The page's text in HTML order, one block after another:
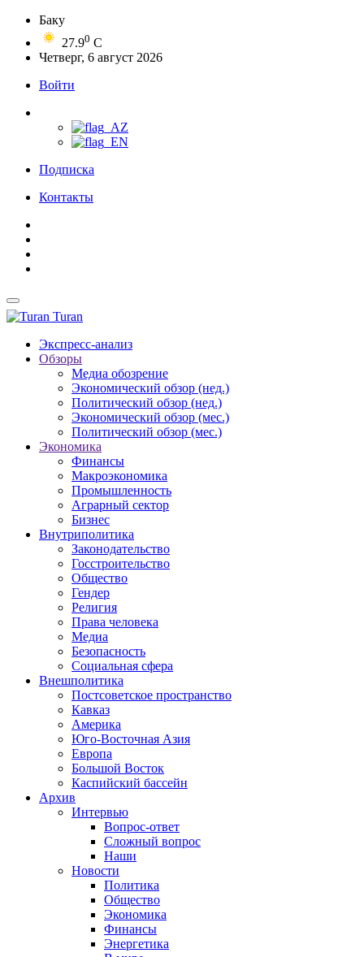
Баку
27.90 C
Четверг, 6 август 2026
Войти
Подписка
Контакты
Turan
Экспресс-анализ
Обзоры
Медиа обозрение
Экономический обзор (нед.)
Политический обзор (нед.)
Экономический обзор (мес.)
Политический обзор (мес.)
Экономика
Финансы
Макроэкономика
Промышленность
Аграрный сектор
Бизнес
Внутриполитика
Законодательство
Госстроительство
Общество
Гендер
Религия
Права человека
Медиа
Безопасность
Социальная сфера
Внешполитика
Постсоветское пространство
Кавказ
Америка
Юго-Восточная Азия
Европа
Большой Восток
Каспийский бассейн
Архив
Интервью
Вопрос-ответ
Сложный вопрос
Наши
Новости
Политика
Общество
Экономика
Финансы
Энергетика